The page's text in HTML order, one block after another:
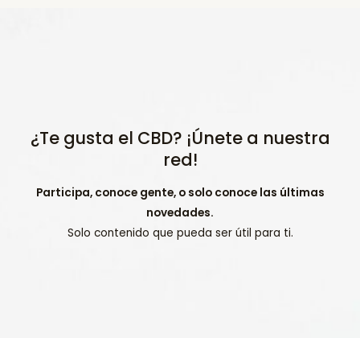
¿Te gusta el CBD? ¡Únete a nuestra
red!
Participa, conoce gente, o solo conoce las últimas
novedades.
Solo contenido que pueda ser útil para ti.